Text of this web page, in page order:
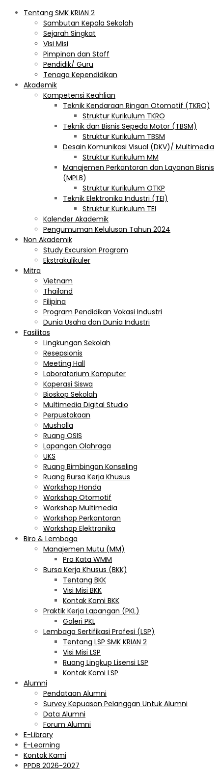
Tentang SMK KRIAN 2
Sambutan Kepala Sekolah
Sejarah Singkat
Visi Misi
Pimpinan dan Staff
Pendidik/ Guru
Tenaga Kependidikan
Akademik
Kompetensi Keahlian
Teknik Kendaraan Ringan Otomotif (TKRO)
Struktur Kurikulum TKRO
Teknik dan Bisnis Sepeda Motor (TBSM)
Struktur Kurikulum TBSM
Desain Komunikasi Visual (DKV)/ Multimedia
Struktur Kurikulum MM
Manajemen Perkantoran dan Layanan Bisnis
(MPLB)
Struktur Kurikulum OTKP
Teknik Elektronika Industri (TEI)
Struktur Kurikulum TEI
Kalender Akademik
Pengumuman Kelulusan Tahun 2024
Non Akademik
Study Excursion Program
Ekstrakulikuler
Mitra
Vietnam
Thailand
Filipina
Program Pendidikan Vokasi Industri
Dunia Usaha dan Dunia Industri
Fasilitas
Lingkungan Sekolah
Resepsionis
Meeting Hall
Laboratorium Komputer
Koperasi Siswa
Bioskop Sekolah
Multimedia Digital Studio
Perpustakaan
Musholla
Ruang OSIS
Lapangan Olahraga
UKS
Ruang Bimbingan Konseling
Ruang Bursa Kerja Khusus
Workshop Honda
Workshop Otomotif
Workshop Multimedia
Workshop Perkantoran
Workshop Elektronika
Biro & Lembaga
Manajemen Mutu (MM)
Pra Kata WMM
Bursa Kerja Khusus (BKK)
Tentang BKK
Visi Misi BKK
Kontak Kami BKK
Praktik Kerja Lapangan (PKL)
Galeri PKL
Lembaga Sertifikasi Profesi (LSP)
Tentang LSP SMK KRIAN 2
Visi Misi LSP
Ruang Lingkup Lisensi LSP
Kontak Kami LSP
Alumni
Pendataan Alumni
Survey Kepuasan Pelanggan Untuk Alumni
Data Alumni
Forum Alumni
E-Library
E-Learning
Kontak Kami
PPDB 2026-2027